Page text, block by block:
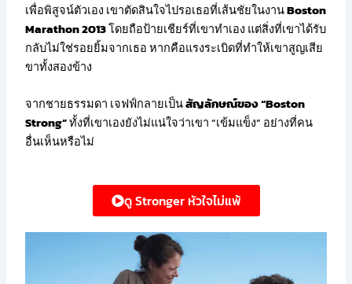
เพื่อพิสูจน์ตัวเอง เขาตัดสินใจไปรอเธอที่เส้นชัยในงานBoston
Marathon 2013โดยถือป้ายเชียร์ที่เขาทำเอง แต่สิ่งที่เขาได้รับ
กลับไม่ใช่รอยยิ้มจากเธอ หากคือแรงระเบิดที่ทำให้เขาสูญเสีย
ขาทั้งสองข้าง
จากชายธรรมดา เจฟฟ์กลายเป็นสัญลักษณ์ของ “Boston
Strong”ทั้งที่เขาเองยังไม่แน่ใจว่าเขา “เข้มแข็ง” อย่างที่คน
อื่นเห็นหรือไม่
ดู Stronger หัวใจไม่แพ้